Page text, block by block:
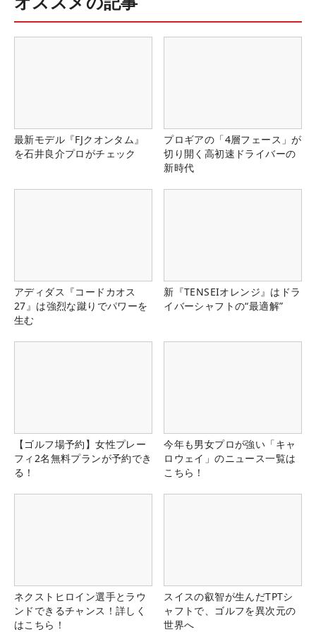
最新モデル『FJクオンタム』
を石井良介プロがチェック
プロギアの「4層フェース」が
切り開く高初速ドライバーの
新時代
アディダス『コードカオス
27』は強烈な蹴りでパワーを
生む
新『TENSEIオレンジ』はドラ
イバーシャフトの“最適解”
【ゴルフ場予約】女性プレー
フィ2名無料プランが予約でき
る！
今年も男女プロが強い「キャ
ロウェイ」のニュース一覧は
こちら！
ネクストヒロイン選手とラウ
ンドできるチャンス！詳しく
はこちら！
スイスの叡智が生んだTPTシ
ャフトで、ゴルフを異次元の
世界へ